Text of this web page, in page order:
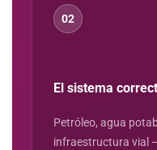
02
El sistema
Petróleo, agua
infraestructura vial